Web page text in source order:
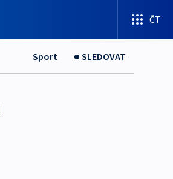
ČT
Sport SLEDOVAT